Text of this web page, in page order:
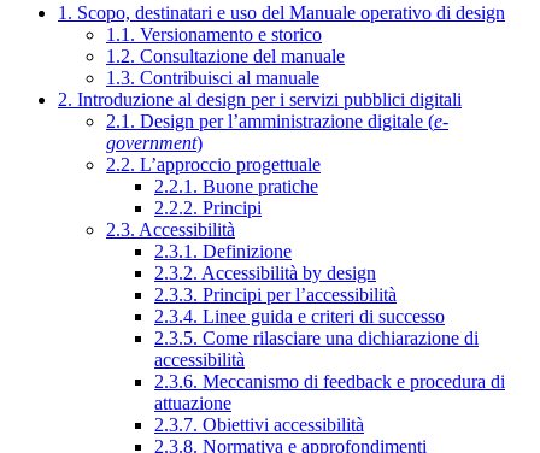
1. Scopo, destinatari e uso del Manuale operativo di design
1.1. Versionamento e storico
1.2. Consultazione del manuale
1.3. Contribuisci al manuale
2. Introduzione al design per i servizi pubblici digitali
2.1. Design per l’amministrazione digitale (e-
government)
2.2. L’approccio progettuale
2.2.1. Buone pratiche
2.2.2. Principi
2.3. Accessibilità
2.3.1. Definizione
2.3.2. Accessibilità by design
2.3.3. Principi per l’accessibilità
2.3.4. Linee guida e criteri di successo
2.3.5. Come rilasciare una dichiarazione di
accessibilità
2.3.6. Meccanismo di feedback e procedura di
attuazione
2.3.7. Obiettivi accessibilità
2.3.8. Normativa e approfondimenti